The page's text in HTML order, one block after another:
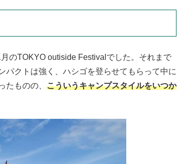
のTOKYO outiside Festivalでした。それまで
パクトは強く、ハシゴを登らせてもらって中に
たものの、 こういうキャンプスタイルをいつか